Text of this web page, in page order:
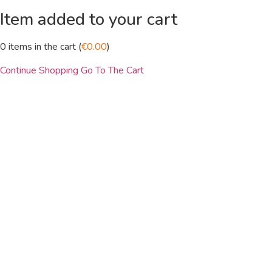
Item added to your cart
0 items in the cart (€0.00)
Continue Shopping Go To The Cart